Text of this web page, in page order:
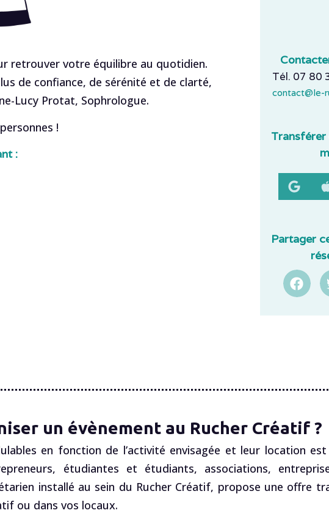
retrouver votre équilibre au quotidien.
de confiance, de sérénité et de clarté,
Lucy Protat, Sophrologue.
!
:
Tél. 07 80
contact@le-
Transférer
Partager
un évènement au Rucher Créatif ?
en fonction de l’activité envisagée et leur location
étudiantes et étudiants, associations,
installé au sein du Rucher Créatif, propose une offre
ou dans vos locaux.